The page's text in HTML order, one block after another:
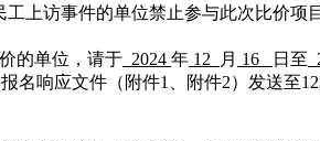
上访事件的单位禁止参与此次比价项目
的单位，请于 2024 年 12 月 16 日至
名响应文件（附件1、附件2）发送至